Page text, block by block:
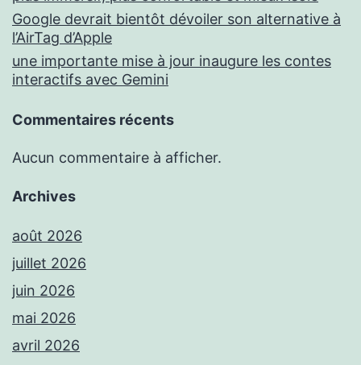
Google devrait bientôt dévoiler son alternative à
l’AirTag d’Apple
une importante mise à jour inaugure les contes
interactifs avec Gemini
Commentaires récents
Aucun commentaire à afficher.
Archives
août 2026
juillet 2026
juin 2026
mai 2026
avril 2026